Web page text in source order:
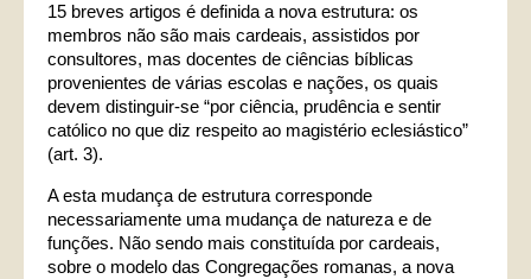
15 breves artigos é definida a nova estrutura: os
membros não são mais cardeais, assistidos por
consultores, mas docentes de ciências bíblicas
provenientes de várias escolas e nações, os quais
devem distinguir-se “por ciência, prudência e sentir
católico no que diz respeito ao magistério eclesiástico”
(art. 3).
A esta mudança de estrutura corresponde
necessariamente uma mudança de natureza e de
funções. Não sendo mais constituída por cardeais,
sobre o modelo das Congregações romanas, a nova